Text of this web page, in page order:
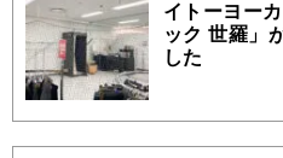
イトーヨー
ック 世羅」
した